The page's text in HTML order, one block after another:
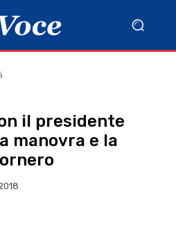
il presidente
manovra e la